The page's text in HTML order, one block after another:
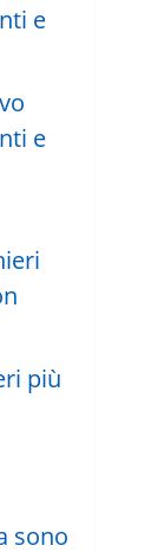
e
più